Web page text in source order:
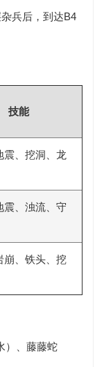
兵后，到达B4
技能
震、挖洞、龙
震、浊流、守
崩、铁头、挖
）、藤藤蛇